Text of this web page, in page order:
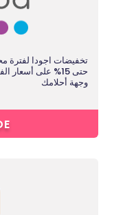
تخفيضات اجودا لفترة
حتى 15% على
وجهة أحلامك